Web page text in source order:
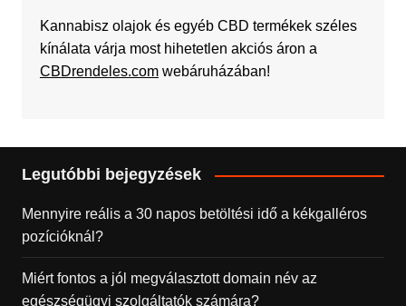
Kannabisz olajok és egyéb CBD termékek széles
kínálata várja most hihetetlen akciós áron a
CBDrendeles.comwebáruházában!
Legutóbbi bejegyzések
Mennyire reális a 30 napos betöltési idő a kékgalléros
pozícióknál?
Miért fontos a jól megválasztott domain név az
egészségügyi szolgáltatók számára?